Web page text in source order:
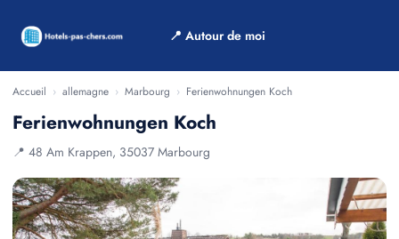
📍 Autour de moi
Accueil › allemagne › Marbourg › Ferienwohnungen Koch
Ferienwohnungen Koch
📍 48 Am Krappen, 35037 Marbourg